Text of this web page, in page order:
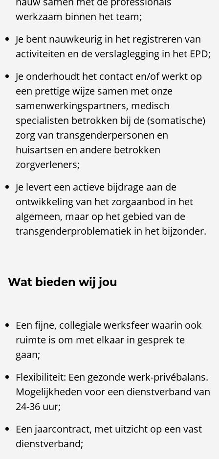
werkzaam binnen het team;
Je bent nauwkeurig in het registreren van
activiteiten en de verslaglegging in het EPD;
Je onderhoudt het contact en/of werkt op
een prettige wijze samen met onze
samenwerkingspartners, medisch
specialisten betrokken bij de (somatische)
zorg van transgenderpersonen en
huisartsen en andere betrokken
zorgverleners;
Je levert een actieve bijdrage aan de
ontwikkeling van het zorgaanbod in het
algemeen, maar op het gebied van de
transgenderproblematiek in het bijzonder.
Wat bieden wij jou
Een fijne, collegiale werksfeer waarin ook
ruimte is om met elkaar in gesprek te
gaan;
Flexibiliteit: Een gezonde werk-privébalans.
Mogelijkheden voor een dienstverband van
24-36 uur;
Een jaarcontract, met uitzicht op een vast
dienstverband;